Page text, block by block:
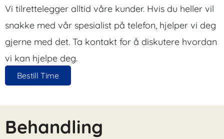
Vi tilrettelegger alltid våre kunder. Hvis du heller vil
snakke med vår spesialist på telefon, hjelper vi deg
gjerne med det. Ta kontakt for å diskutere hvordan
vi kan hjelpe deg.
Bestill Time
Behandling